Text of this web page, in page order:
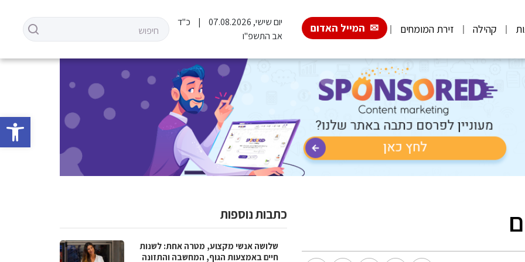
פתח
קהילה זירת המומחים המייל האדום יום שישי, 07.08.2026
כ"ד
אב התשפ"ו
כתבות נוספות
שלושה אנשי מקצוע, מטרה אחת: לשנות
חיים באמצעות הגוף, המחשבה והתזונה